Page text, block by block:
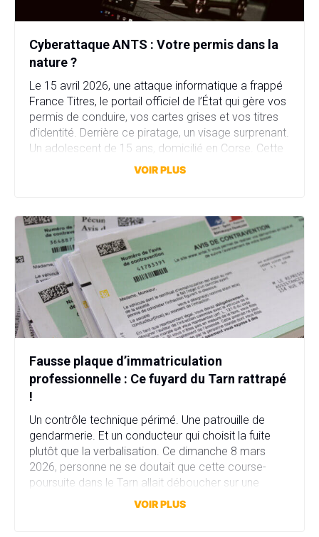
Cyberattaque ANTS : Votre permis dans la
nature ?
Le 15 avril 2026, une attaque informatique a frappé
France Titres, le portail officiel de l’État qui gère vos
permis de conduire, vos cartes grises et vos titres
d’identité. Derrière ce piratage, un visage surprenant.
Un adolescent de 15 ans, domicilié en Corse. Cette
attaque a compromis plus de 11,7 millions comptes
VOIR PLUS
Fausse plaque d’immatriculation
professionnelle : Ce fuyard du Tarn rattrapé
!
Un contrôle technique périmé. Une patrouille de
gendarmerie. Et un conducteur qui choisit la fuite
plutôt que la verbalisation. Ce dimanche 8 mars
2026, personne ne se doutait que cette course-
poursuite dans le Tarn allait déboucher sur une
affaire bien plus sérieuse que prévu. Fausse plaque
VOIR PLUS